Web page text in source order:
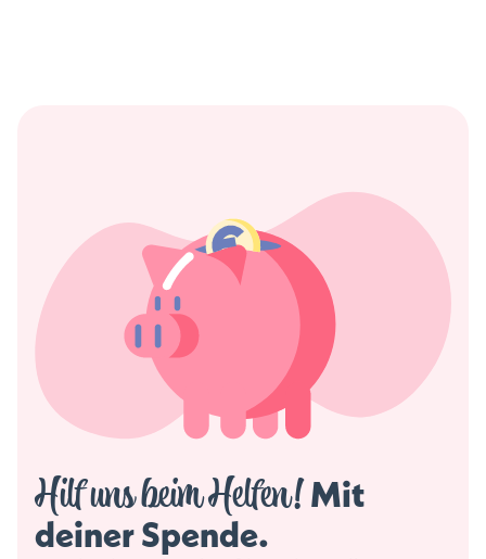
Hilf uns beim Helfen! Mit
deiner Spende.